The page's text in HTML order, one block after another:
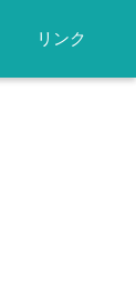
リンク